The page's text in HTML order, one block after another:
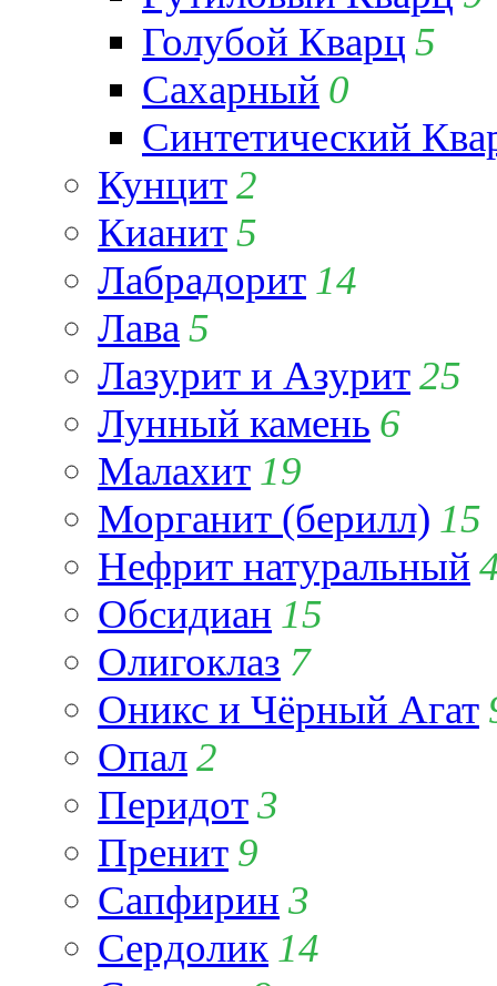
Голубой Кварц 5
Сахарный 0
Синтетический
Кунцит2
Кианит5
Лабрадорит 14
Лава 5
Лазурит и Азурит25
Лунный камень 6
Малахит 19
Морганит (берилл) 15
Нефрит натуральный
Обсидиан 15
Олигоклаз 7
Оникс и Чёрный Агат
Опал2
Перидот3
Пренит 9
Сапфирин 3
Сердолик 14